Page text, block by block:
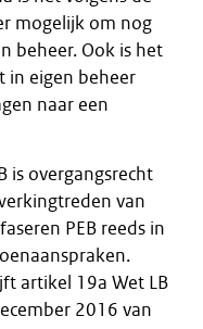
mogelijk om nog
beheer. Ook is het
in eigen beheer
naar een
is overgangsrecht
van
PEB reeds in
artikel 19a Wet LB
2016 van